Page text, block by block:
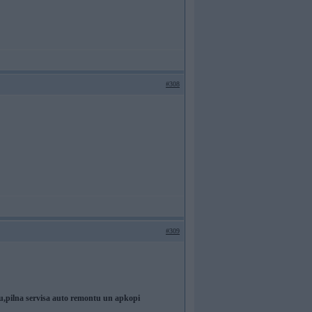
#308
#309
servisa auto remontu un apkopi